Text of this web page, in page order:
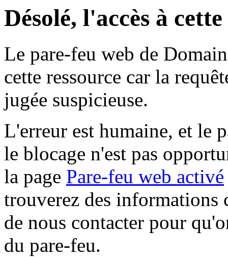
Désolé, l'accès à
Le pare-feu web de
cette ressource car la
jugée suspicieuse.
L'erreur est humaine, et le
le blocage n'est pas
la page Pare-feu web activé
trouverez des informations
de nous contacter pour
du pare-feu.